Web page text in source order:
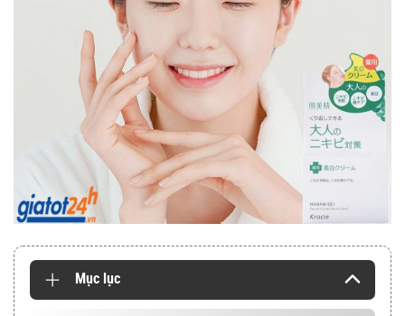
Mục lục